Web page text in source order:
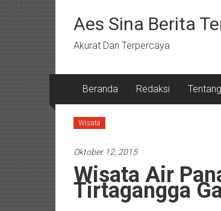
kontenAes Sina Berita
Akurat Dan Terpercaya
Beranda Redaksi Tentang
Wisata
Oktober 12, 2015
Wisata Air
Tirtagangga